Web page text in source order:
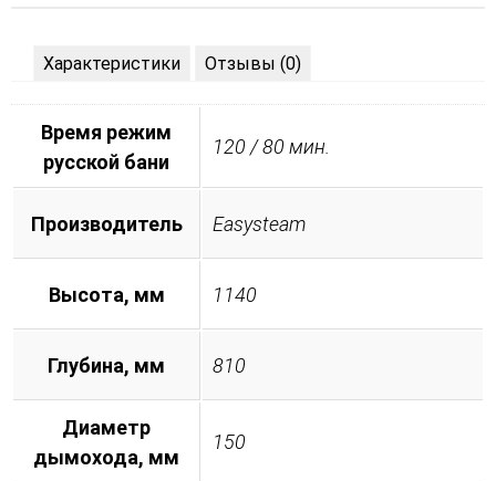
Характеристики Отзывы (0)
Время режим
русской бани
120 / 80 мин.
Производитель Easysteam
Высота, мм 1140
Глубина, мм 810
Диаметр
дымохода, мм
150